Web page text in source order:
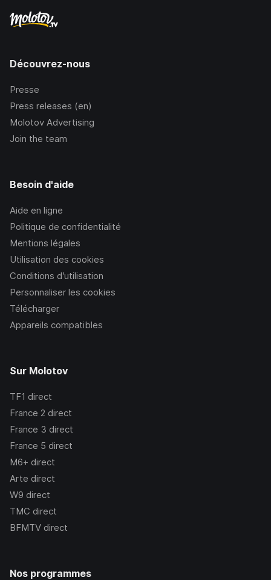
Découvrez-nous
Presse
Press releases (en)
Molotov Advertising
Join the team
Besoin d'aide
Aide en ligne
Politique de confidentialité
Mentions légales
Utilisation des cookies
Conditions d’utilisation
Personnaliser les cookies
Télécharger
Appareils compatibles
Sur Molotov
TF1 direct
France 2 direct
France 3 direct
France 5 direct
M6+ direct
Arte direct
W9 direct
TMC direct
BFMTV direct
Nos programmes